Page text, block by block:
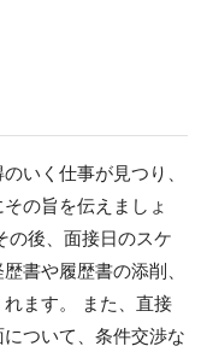
いく仕事が見つり、
の旨を伝えましょ
の後、面接日のスケ
書や履歴書の添削、
ます。 また、直接
ついて、条件交渉な